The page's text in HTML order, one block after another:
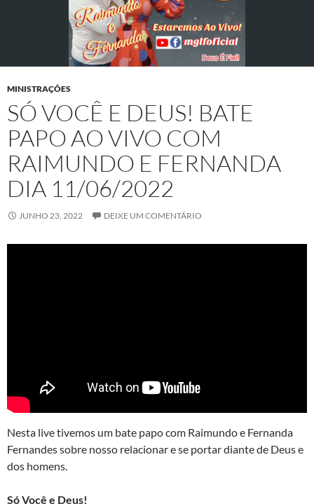
MINISTRAÇÕES
SÓ VOCÊ E DEUS! BATE
PAPO AO VIVO COM
RAIMUNDO E FERNANDA
DIA 11/06/2022
JUNHO 23, 2022 DEIXE UM COMENTÁRIO
Nesta live tivemos um bate papo com Raimundo e Fernanda
Fernandes sobre nosso relacionar e se portar diante de Deus e
dos homens.
Só Você e Deus!